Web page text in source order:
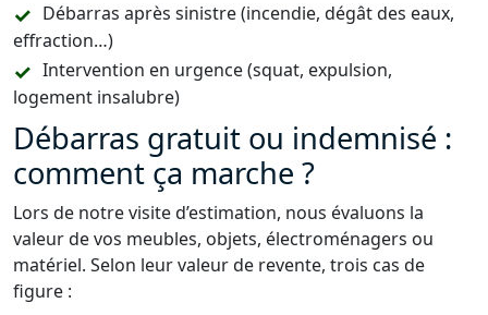
Débarras après sinistre (incendie, dégât des eaux,
effraction…)
Intervention en urgence (squat, expulsion,
logement insalubre)
Débarras gratuit ou indemnisé :
comment ça marche ?
Lors de notre visite d’estimation, nous évaluons la
valeur de vos meubles, objets, électroménagers ou
matériel. Selon leur valeur de revente, trois cas de
figure :